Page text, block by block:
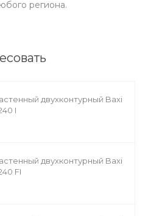
региона.
двухконтурный Baxi
I
двухконтурный Baxi
FI